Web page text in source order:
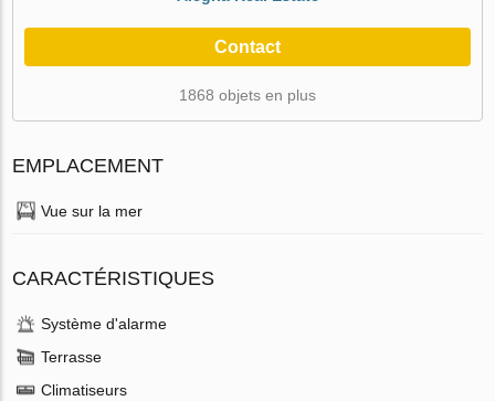
Contact
1868 objets en plus
EMPLACEMENT
Vue sur la mer
CARACTÉRISTIQUES
Système d'alarme
Terrasse
Climatiseurs